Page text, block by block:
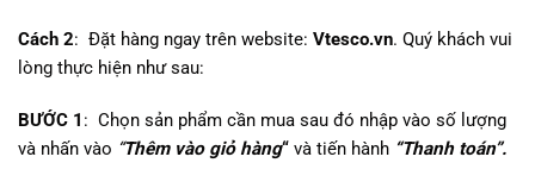
Cách 2: Đặt hàng ngay trên website: Vtesco.vn. Quý khách vui
lòng thực hiện như sau:
BƯỚC 1 : Chọn sản phẩm cần mua sau đó nhập vào số lượng
và nhấn vào “Thêm vào giỏ hàng“ và tiến hành “Thanh toán”.